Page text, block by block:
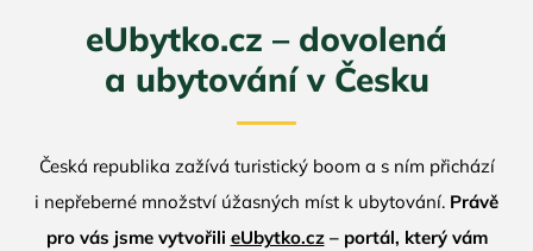
eUbytko.cz – dovolená
a ubytování v Česku
Česká republika zažívá turistický boom a s ním přichází
i nepřeberné množství úžasných míst k ubytování. Právě
pro vás jsme vytvořili eUbytko.cz– portál, který vám